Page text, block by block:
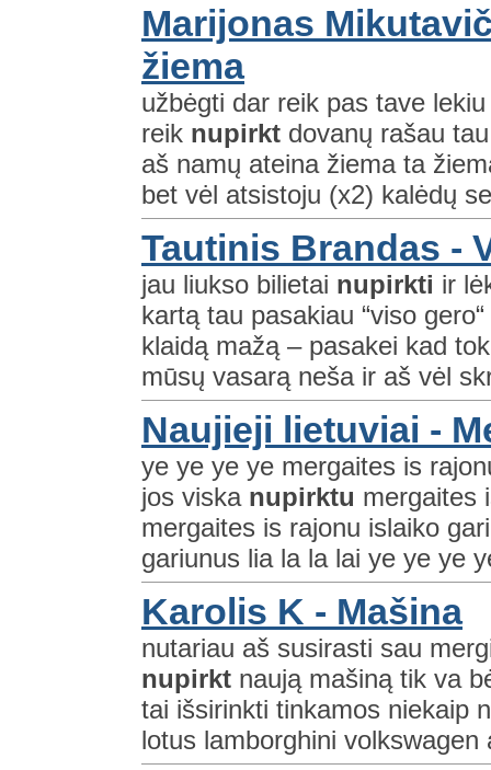
Marijonas
žiema
užbėgti dar reik pas tave
reik nupirkt dovanų rašau
aš namų ateina žiema ta
bet vėl atsistoju (x2) kalėdų
Tautinis Brandas -
jau liukso bilietai nupirkti ir
kartą tau pasakiau “viso
klaidą mažą – pasakei kad
mūsų vasarą neša ir aš vėl
Naujieji lietuviai -
ye ye ye ye mergaites is
jos viska nupirktu mergaites
mergaites is rajonu islaiko
gariunus lia la la lai ye ye ye
Karolis K - Mašina
nutariau aš susirasti sau
nupirkt naują mašiną tik va
tai išsirinkti tinkamos niekaip
lotus lamborghini